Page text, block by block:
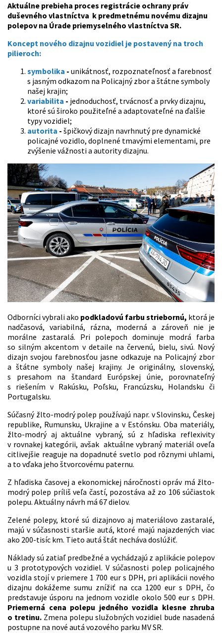
Aktuálne prebieha proces registrácie ochrany práv
duševného vlastníctva k predmetnému novému dizajnu
polepov na Úrade priemyselného vlastníctva SR.
Koncept nového dizajnu vozidiel je postavený na troch
pilieroch:
symbolika - unikátnosť, rozpoznateľnosť a farebnosť
s jasným odkazom na Policajný zbor a štátne symboly
našej krajin;
variabilita - jednoduchosť, trvácnosť a prvky dizajnu,
ktoré sú široko použiteľné a adaptovateľné na ďalšie
typy vozidiel;
autorita - špičkový dizajn navrhnutý pre dynamické
policajné vozidlo, doplnené tmavými elementami, pre
zvýšenie vážnosti a autority dizajnu.
Odborníci vybrali ako podkladovú farbu striebornú, ktorá je
nadčasová, variabilná, rázna, moderná a zároveň nie je
morálne zastaralá. Pri polepoch dominuje modrá farba
so silným akcentom v detaile na červenú, bielu, sivú. Nový
dizajn svojou farebnosťou jasne odkazuje na Policajný zbor
a štátne symboly našej krajiny. Je originálny, slovenský,
s presahom na štandard Európskej únie, porovnateľný
s riešením v Rakúsku, Poľsku, Francúzsku, Holandsku či
Portugalsku.
Súčasný žlto-modrý polep používajú napr. v Slovinsku, Českej
republike, Rumunsku, Ukrajine a v Estónsku. Oba materiály,
žlto-modrý aj aktuálne vybraný, sú z hľadiska reflexivity
v rovnakej kategórii, avšak aktuálne vybraný materiál oveľa
citlivejšie reaguje na dopadnuté svetlo pod rôznymi uhlami,
a to vďaka jeho štvorcovému paternu.
Z hľadiska časovej a ekonomickej náročnosti opráv má žlto-
modrý polep príliš veľa častí, pozostáva až zo 106 súčiastok
polepu. Aktuálny návrh má 67 dielov.
Zelené polepy, ktoré sú dizajnovo aj materiálovo zastaralé,
majú v súčasnosti staršie autá, ktoré majú najazdených viac
ako 200-tisíc km. Tieto autá štát necháva doslúžiť.
Náklady sú zatiaľ predbežné a vychádzajú z aplikácie polepov
u 3 prototypových vozidiel. V súčasnosti polep policajného
vozidla stojí v priemere 1 700 eur s DPH, pri aplikácii nového
dizajnu dokážeme sumu znížiť na cca 1200 eur s DPH, čo
predstavuje úsporu na jednom vozidle okolo 500 eur s DPH.
Priemerná cena polepu jedného vozidla klesne zhruba
o tretinu. Zmena polepu služobných vozidiel bude nasadená
postupne na nové autá vozového parku MV SR.